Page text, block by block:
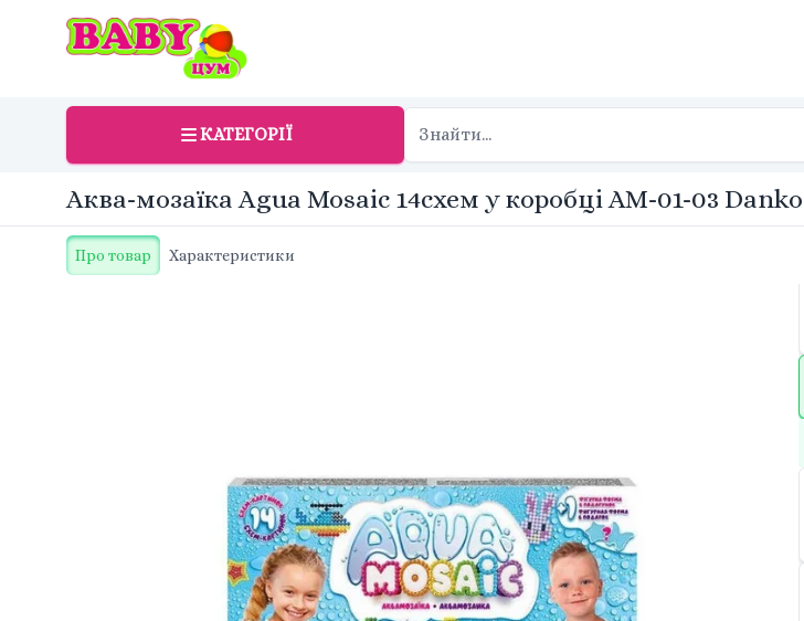
КАТЕГОРІЇ
Аква-мозаїка Agua Mosaic 14схем у коробці AM-01-03
Про товар Характеристики